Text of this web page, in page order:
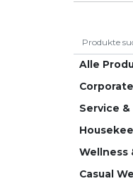
Alle
Service &
Wellness
Casual